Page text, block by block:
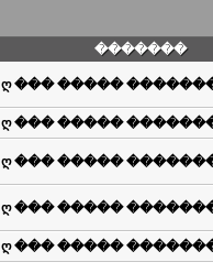
�������
ღ ��� �����
ღ ��� �����
ღ ��� �����
ღ ��� �����
ღ ��� �����